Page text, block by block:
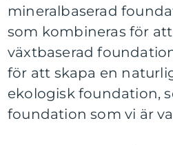
mineralbaserad
som kombineras för
växtbaserad
för att skapa en
ekologisk foundation,
foundation som vi är